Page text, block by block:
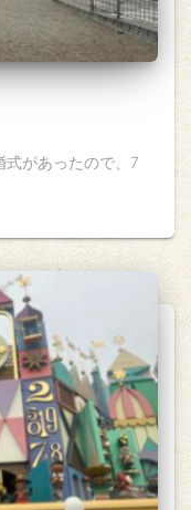
式があったので、7